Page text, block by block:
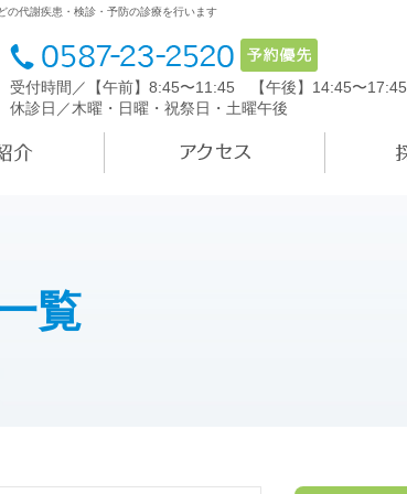
の代謝疾患・検診・予防の診療を行います
受付時間／【午前】8:45〜11:45
【午後】14:45〜17:45
休診日／木曜・日曜・祝祭日・土曜午後
覧